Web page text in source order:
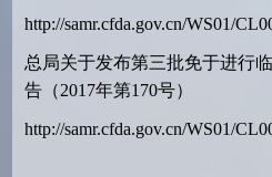
http://samr.cfda.gov.cn/WS01/
总局关于发布第三批免于进行
告（2017年第170号）
http://samr.cfda.gov.cn/WS01/